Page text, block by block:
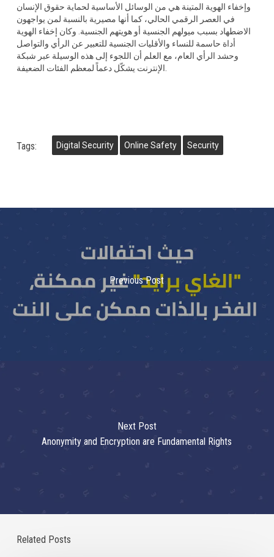
وإخفاء الهوية المتينة هي من الوسائل الأساسية لحماية حقوق الإنسان
في العصر الرقمي الحالي، كما أنها مصيرية بالنسبة لمن يواجهون
الاضطهاد بسبب ميولهم الجنسية أو هويتهم الجنسية. وكان إخفاء الهوية
أداة حاسمة للنساء والأقليات الجنسية للتعبير عن الرأي والتواصل
وحشد الرأي العام، مع العلم أن اللجوء إلى هذه الوسيلة عبر شبكة
Tags: Digital Security Online Safety Security
Previous Post
Next Post
Anonymity and Encryption are Fundamental Rights
Related Posts